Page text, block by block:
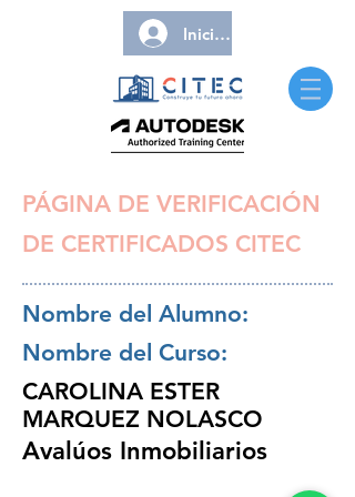
Iniciar sesión
PÁGINA DE VERIFICACIÓN
DE CERTIFICADOS CITEC
Nombre del Alumno:
Nombre del Curso:
CAROLINA ESTER
MARQUEZ NOLASCO
Avalúos Inmobiliarios